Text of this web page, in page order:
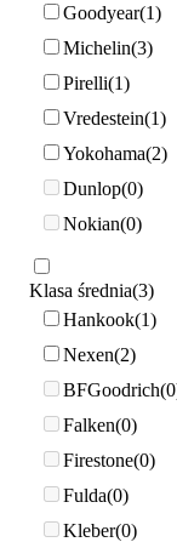
Goodyear 1
Michelin 3
Pirelli 1
Vredestein 1
Yokohama 2
Dunlop 0
Nokian 0
Klasa średnia 3
Hankook 1
Nexen 2
BFGoodrich 0
Falken 0
Firestone 0
Fulda 0
Kleber 0